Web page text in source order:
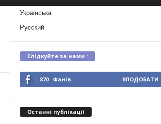
Українська
Русский
Слідкуйте за нами :
870 Фанів ВПОДОБАТИ
Останні публікації